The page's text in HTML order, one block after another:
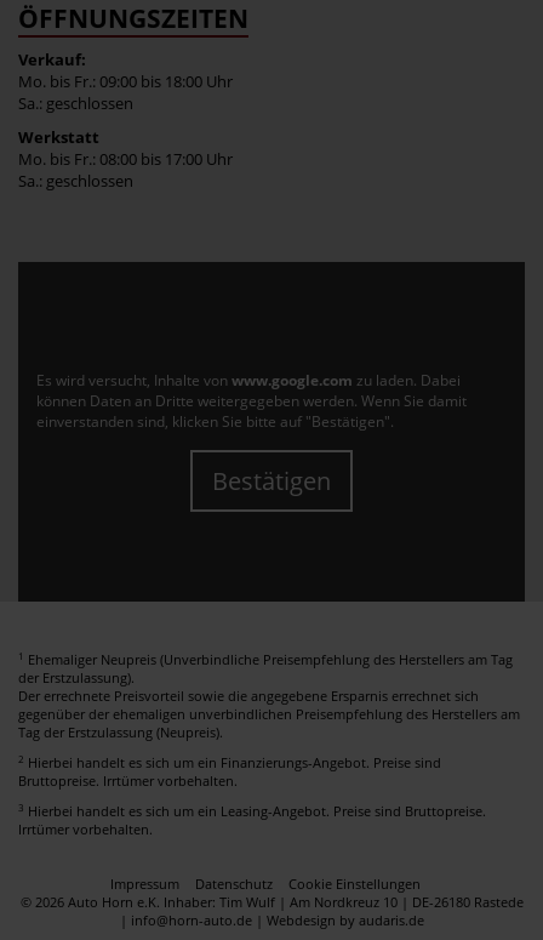
ÖFFNUNGSZEITEN
Verkauf:
Mo. bis Fr.: 09:00 bis 18:00 Uhr
Sa.: geschlossen
Werkstatt
Mo. bis Fr.: 08:00 bis 17:00 Uhr
Sa.: geschlossen
Es wird versucht, Inhalte von www.google.com zu laden. Dabei
können Daten an Dritte weitergegeben werden. Wenn Sie damit
einverstanden sind, klicken Sie bitte auf "Bestätigen".
Bestätigen
1 Ehemaliger Neupreis (Unverbindliche Preisempfehlung des Herstellers am Tag
der Erstzulassung).
Der errechnete Preisvorteil sowie die angegebene Ersparnis errechnet sich
gegenüber der ehemaligen unverbindlichen Preisempfehlung des Herstellers am
Tag der Erstzulassung (Neupreis).
2 Hierbei handelt es sich um ein Finanzierungs-Angebot. Preise sind
Bruttopreise. Irrtümer vorbehalten.
3 Hierbei handelt es sich um ein Leasing-Angebot. Preise sind Bruttopreise.
Irrtümer vorbehalten.
Impressum Datenschutz
Cookie Einstellungen
© 2026 Auto Horn e.K. Inhaber: Tim Wulf | Am Nordkreuz 10 | DE-26180 Rastede
| info@horn-auto.de | Webdesign by audaris.de